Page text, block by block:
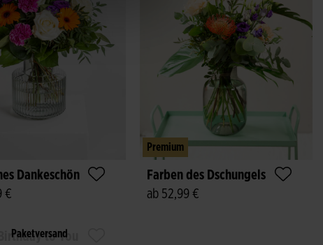
Dankeschön
€
Premium
Farben des Dschungels
ab 52,99 €
Paketversand
to You